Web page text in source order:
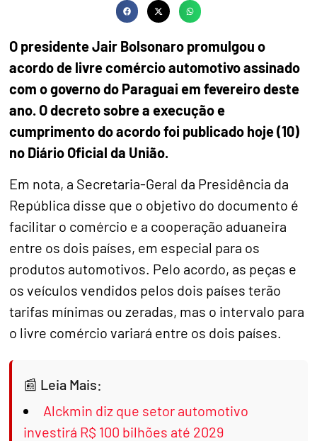
O presidente Jair Bolsonaro promulgou o
acordo de livre comércio automotivo assinado
com o governo do Paraguai em fevereiro deste
ano. O decreto sobre a execução e
cumprimento do acordo foi publicado hoje (10)
no Diário Oficial da União.
Em nota, a Secretaria-Geral da Presidência da
República disse que o objetivo do documento é
facilitar o comércio e a cooperação aduaneira
entre os dois países, em especial para os
produtos automotivos. Pelo acordo, as peças e
os veículos vendidos pelos dois países terão
tarifas mínimas ou zeradas, mas o intervalo para
o livre comércio variará entre os dois países.
Leia Mais:
Alckmin diz que setor automotivo
investirá R$ 100 bilhões até 2029